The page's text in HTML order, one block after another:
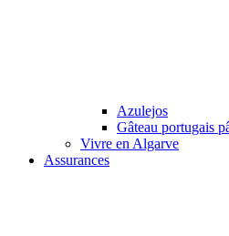
Azulejos
Gâteau portugais
Vivre en Algarve
Assurances